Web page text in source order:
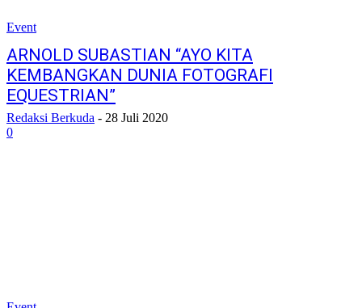
Event
ARNOLD SUBASTIAN “AYO KITA
KEMBANGKAN DUNIA FOTOGRAFI
EQUESTRIAN”
Redaksi Berkuda - 28 Juli 2020
0